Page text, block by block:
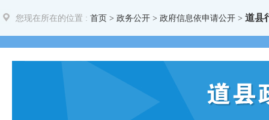
您现在所在的位置 : 首页 > 政务公开 > 政府信息依申请公开 > 道县